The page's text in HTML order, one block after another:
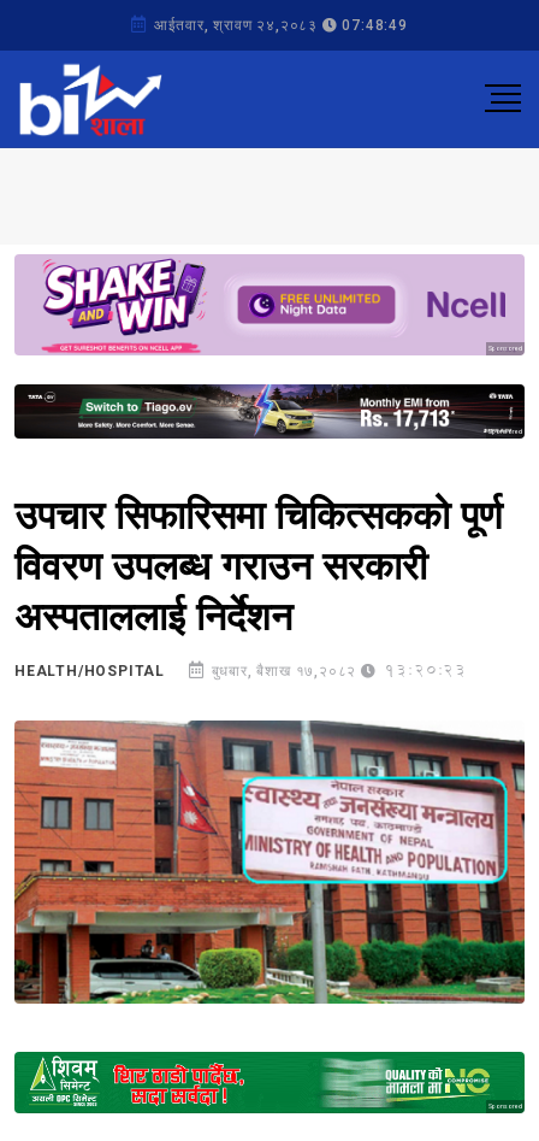
आईतवार, श्रावण २४,२०८३ 07:48:49
Sponsored
Sponsored
उपचार सिफारिसमा चिकित्सकको पूर्ण
विवरण उपलब्ध गराउन सरकारी
अस्पताललाई निर्देशन
HEALTH/HOSPITAL बुधबार, बैशाख १७,२०८२ 13:20:23
Sponsored